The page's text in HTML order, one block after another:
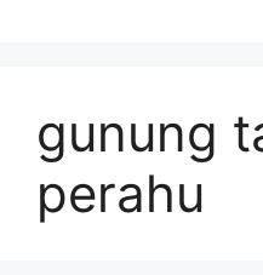
gunung
perahu